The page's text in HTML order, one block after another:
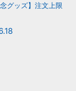
グッズ】注文上限